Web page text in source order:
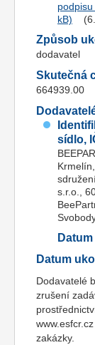
Způsob
dodavatel
Skutečná
664939.00
sídlo,
s.r.o.,
Datum
Dodavatelé
zrušení
zakázky.